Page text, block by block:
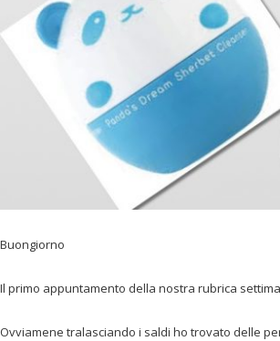
Buongiorno
Il primo appuntamento della nostra rubrica
Ovviamene tralasciando i saldi ho trovato delle